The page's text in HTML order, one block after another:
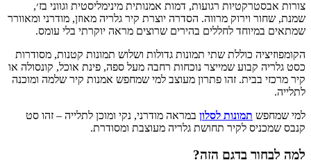
צורות אבסטרקטיות רגועות, דמות אמנותית מינימליסטית וגווני בז׳,
שמנת, שחור וירוק מרווה. הסדרה יוצרת קיר גלריה מאוזן, מודרני ומאוורר
שמתאים במיוחד לחללים בהירים שרוצים מראה יוקרתי בלי עומס.
הקומפוזיציה כוללת שתי תמונות גדולות ושלוש תמונות קטנות, מסודרות
כסט גלריה קבוע שמייצר נוכחות רחבה מעל ספה, פינת אוכל, קונסולה או
קיר מרכזי בבית. זהו פתרון מעוצב למי שמחפש אמנות קיר שלמה ומוכנה
לתלייה.
למי שמחפש תמונות לסלון במראה מודרני, נקי ומוכן לתלייה – זהו סט
קנבס שמכניס לקיר תחושת גלריה מעוצבת ומסודרת.
למה לבחור בדגם הזה?